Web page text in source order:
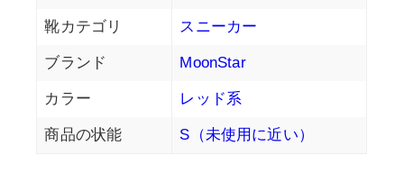
靴カテゴリ スニーカー
ブランド MoonStar
カラー レッド系
商品の状能 S（未使用に近い）